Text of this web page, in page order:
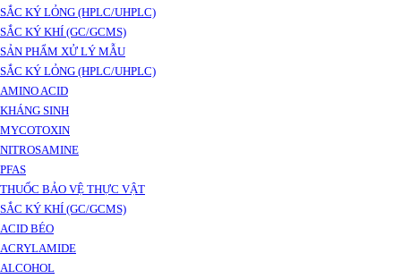
SẮC KÝ LỎNG (HPLC/UHPLC)
SẮC KÝ KHÍ (GC/GCMS)
SẢN PHẨM XỬ LÝ MẪU
SẮC KÝ LỎNG (HPLC/UHPLC)
AMINO ACID
KHÁNG SINH
MYCOTOXIN
NITROSAMINE
PFAS
THUỐC BẢO VỆ THỰC VẬT
SẮC KÝ KHÍ (GC/GCMS)
ACID BÉO
ACRYLAMIDE
ALCOHOL